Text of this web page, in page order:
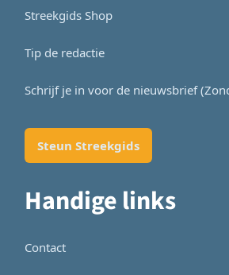
Streekgids Shop
Tip de redactie
Schrijf je in voor de nieuwsbrief
Steun Streekgids
Handige links
Contact